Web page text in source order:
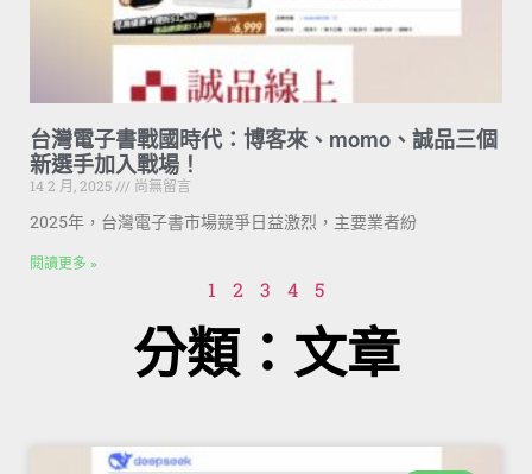
台灣電子書戰國時代：博客來、momo、誠品三個
新選手加入戰場！
14 2 月, 2025
尚無留言
2025年，台灣電子書市場競爭日益激烈，主要業者紛
閱讀更多 »
1 2 3 4 5
分類：文章